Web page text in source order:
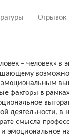
Отрывок
– человек» в
факторы в
деятельности, в
смысла
и эмоциональное